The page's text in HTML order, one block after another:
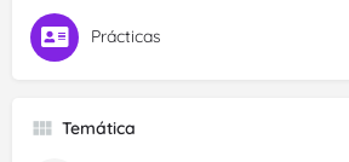
Prácticas
Temática